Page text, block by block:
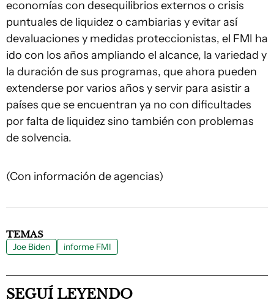
economías con desequilibrios externos o crisis
puntuales de liquidez o cambiarias y evitar así
devaluaciones y medidas proteccionistas, el FMI ha
ido con los años ampliando el alcance, la variedad y
la duración de sus programas, que ahora pueden
extenderse por varios años y servir para asistir a
países que se encuentran ya no con dificultades
por falta de liquidez sino también con problemas
de solvencia.
(Con información de agencias)
TEMAS
Joe Biden informe FMI
SEGUÍ LEYENDO